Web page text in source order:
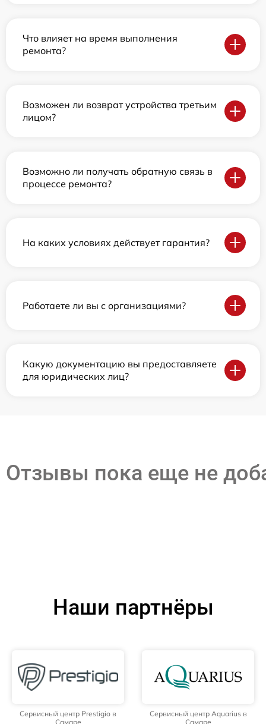
Что влияет на время выполнения
ремонта?
Возможен ли возврат устройства третьим
лицом?
Возможно ли получать обратную связь в
процессе ремонта?
На каких условиях действует гарантия?
Работаете ли вы с организациями?
Какую документацию вы предоставляете
для юридических лиц?
Отзывы пока еще не
Наши партнёры
Сервисный центр Prestigio в
Самаре
Сервисный центр Aquarius в
Самаре